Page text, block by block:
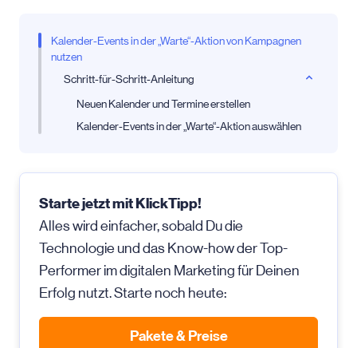
Kalender-Events in der „Warte“-Aktion von Kampagnen
nutzen
Schritt-für-Schritt-Anleitung
Neuen Kalender und Termine erstellen
Kalender-Events in der „Warte“-Aktion auswählen
Starte jetzt mit KlickTipp!
Alles wird einfacher, sobald Du die
Technologie und das Know-how der Top-
Performer im digitalen Marketing für Deinen
Erfolg nutzt. Starte noch heute:
Pakete & Preise